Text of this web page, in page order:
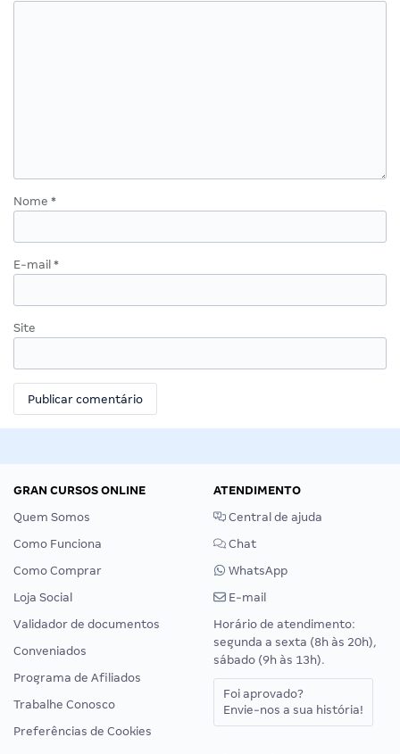
Nome *
E-mail *
Site
GRAN CURSOS ONLINE
Quem Somos
Como Funciona
Como Comprar
Loja Social
Validador de documentos
Conveniados
Programa de Afiliados
Trabalhe Conosco
Preferências de Cookies
ATENDIMENTO
Central de ajuda
Chat
WhatsApp
E-mail
Horário de atendimento:
segunda a sexta (8h às 20h),
sábado (9h às 13h).
Foi aprovado?
Envie-nos a sua história!